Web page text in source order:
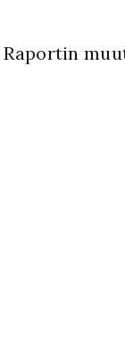
Raportin